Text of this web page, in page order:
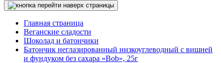
Главная страница
Веганские сладости
Шоколад и батончики
Батончик неглазированный низкоуглеводный с вишней
и фундуком без сахара «Bob», 25г